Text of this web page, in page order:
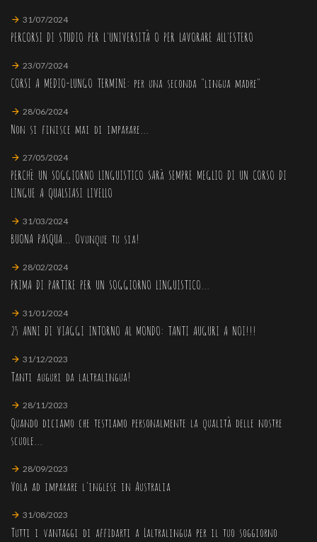
31/07/2024
PERCORSI DI STUDIO PER L'UNIVERSITÀ O PER LAVORARE ALL'ESTERO
23/07/2024
CORSI A MEDIO-LUNGO TERMINE: per una seconda "lingua madre"
28/06/2024
Non si finisce mai di imparare...
27/05/2024
PERCHè UN SOGGIORNO LINGUISTICO SARà SEMPRE MEGLIO DI UN CORSO DI
LINGUE A QUALSIASI LIVELLO
31/03/2024
BUONA PASQUA... Ovunque tu sia!
28/02/2024
PRIMA DI PARTIRE PER UN SOGGIORNO LINGUISTICO...
31/01/2024
25 ANNI DI VIAGGI INTORNO AL MONDO: TANTI AUGURI A NOI!!!
31/12/2023
Tanti auguri da laltralingua!
28/11/2023
Quando diciamo che testiamo personalmente la qualità delle nostre
scuole...
28/09/2023
Vola ad imparare l'inglese in Australia
31/08/2023
Tutti i vantaggi di affidarti a Laltralingua per il tuo soggiorno